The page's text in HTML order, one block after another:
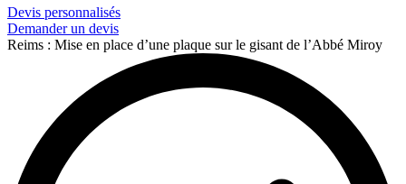
Devis personnalisés
Demander un devis
Reims : Mise en place d’une plaque sur le gisant de l’Abbé Miroy